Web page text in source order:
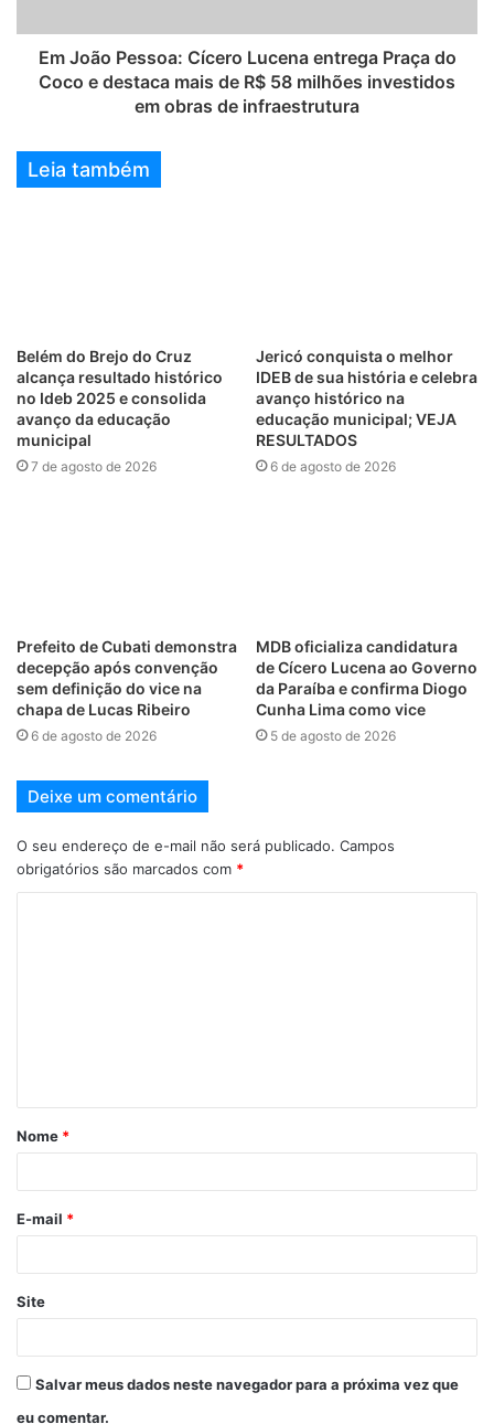
Em João Pessoa: Cícero Lucena entrega Praça do
Coco e destaca mais de R$ 58 milhões investidos
em obras de infraestrutura
Leia também
Belém do Brejo do Cruz
alcança resultado histórico
no Ideb 2025 e consolida
avanço da educação
municipal
7 de agosto de 2026
Jericó conquista o melhor
IDEB de sua história e celebra
avanço histórico na
educação municipal; VEJA
RESULTADOS
6 de agosto de 2026
Prefeito de Cubati demonstra
decepção após convenção
sem definição do vice na
chapa de Lucas Ribeiro
6 de agosto de 2026
MDB oficializa candidatura
de Cícero Lucena ao Governo
da Paraíba e confirma Diogo
Cunha Lima como vice
5 de agosto de 2026
Deixe um comentário
O seu endereço de e-mail não será publicado. Campos
obrigatórios são marcados com *
Nome *
E-mail *
Site
Salvar meus dados neste navegador para a próxima vez que
eu comentar.